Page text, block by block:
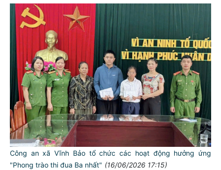
Công an xã Vĩnh Bảo tổ chức các hoạt động hưởng ứng
"Phong trào thi đua Ba nhất" (16/06/2026 17:15)